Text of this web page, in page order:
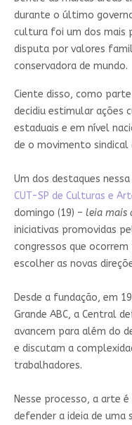
durante o último
cultura foi um dos mais
disputa por valores
conservadora de mundo.
Ciente disso, como
decidiu estimular ações
estaduais e em nível
de o movimento
Um dos destaques
CUT-SP de Culturas e
domingo (19) – leia mais
iniciativas promovidas
congressos que
escolher as novas
Desde a fundação, em
Grande ABC, a Central
avancem para além do
e discutam a
trabalhadores.
Nesse processo, a arte
defender a ideia de uma